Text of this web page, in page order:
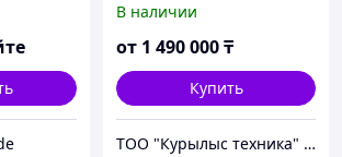
погрузчика 5-8 тонн
В наличии
от 1 490 000₸
Купить
ТОО "Курылыс техника" Алматы